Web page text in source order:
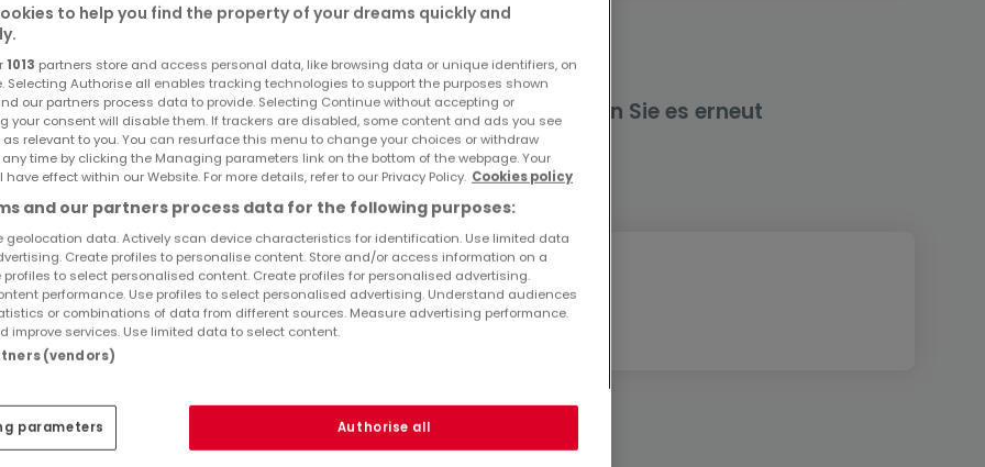
Bitte ändern Sie Ihre Suche und versuchen Sie es erneut
Top Suchaufträge
Immobilienanbieter in Biedenkopf
to help you find the property of your dreams quickly and
1013 partners store and access personal data, like browsing data or unique identifiers, on
Selecting Authorise all enables tracking technologies to support the purposes shown
our partners process data to provide. Selecting Continue without accepting or
your consent will disable them. If trackers are disabled, some content and ads you see
as relevant to you. You can resurface this menu to change your choices or withdraw
time by clicking the Managing parameters link on the bottom of the webpage. Your
have effect within our Website. For more details, refer to our Privacy Policy. Cookies policy
and our partners process data for the following purposes:
geolocation data. Actively scan device characteristics for identification. Use limited data
Create profiles to personalise content. Store and/or access information on a
profiles to select personalised content. Create profiles for personalised advertising.
performance. Use profiles to select personalised advertising. Understand audiences
or combinations of data from different sources. Measure advertising performance.
improve services. Use limited data to select content.
(vendors)
parameters Authorise all